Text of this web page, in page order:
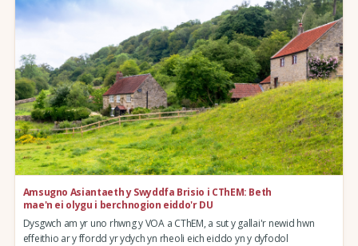
Amsugno Asiantaeth y Swyddfa Brisio i CThEM: Beth
mae'n ei olygu i berchnogion eiddo'r DU
Dysgwch am yr uno rhwng y VOA a CThEM, a sut y gallai'r newid hwn
effeithio ar y ffordd yr ydych yn rheoli eich eiddo yn y dyfodol